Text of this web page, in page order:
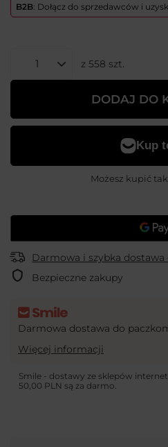
B2B: Dołącz do sprzedawców i
z 558 szt.
DODAJ DO
Możesz kupić
Darmowa i szybka dostawa
Bezpieczne zakupy
Darmowa dostawa do
Więcej informacji
Smile - dostawy ze sklepów
50,00 PLN są za darmo.